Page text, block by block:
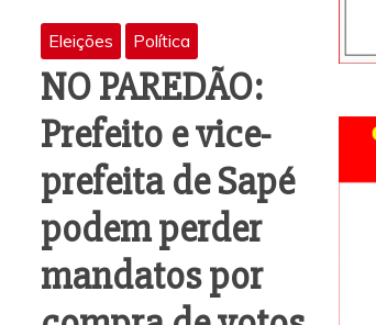
Eleições Política
NO PAREDÃO:
Prefeito e vice-
prefeita de Sapé
podem perder
mandatos por